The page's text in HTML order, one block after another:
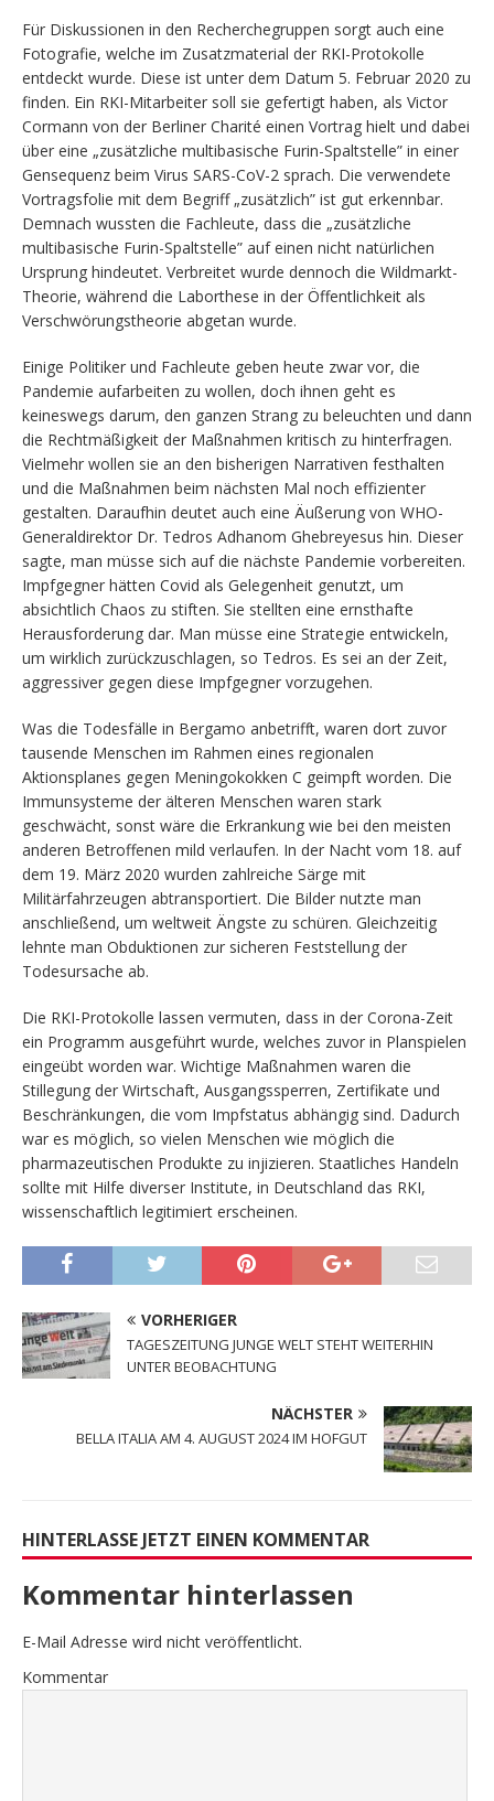
Für Diskussionen in den Recherchegruppen sorgt auch eine
Fotografie, welche im Zusatzmaterial der RKI-Protokolle
entdeckt wurde. Diese ist unter dem Datum 5. Februar 2020 zu
finden. Ein RKI-Mitarbeiter soll sie gefertigt haben, als Victor
Cormann von der Berliner Charité einen Vortrag hielt und dabei
über eine „zusätzliche multibasische Furin-Spaltstelle” in einer
Gensequenz beim Virus SARS-CoV-2 sprach. Die verwendete
Vortragsfolie mit dem Begriff „zusätzlich” ist gut erkennbar.
Demnach wussten die Fachleute, dass die „zusätzliche
multibasische Furin-Spaltstelle” auf einen nicht natürlichen
Ursprung hindeutet. Verbreitet wurde dennoch die Wildmarkt-
Theorie, während die Laborthese in der Öffentlichkeit als
Verschwörungstheorie abgetan wurde.
Einige Politiker und Fachleute geben heute zwar vor, die
Pandemie aufarbeiten zu wollen, doch ihnen geht es
keineswegs darum, den ganzen Strang zu beleuchten und dann
die Rechtmäßigkeit der Maßnahmen kritisch zu hinterfragen.
Vielmehr wollen sie an den bisherigen Narrativen festhalten
und die Maßnahmen beim nächsten Mal noch effizienter
gestalten. Daraufhin deutet auch eine Äußerung von WHO-
Generaldirektor Dr. Tedros Adhanom Ghebreyesus hin. Dieser
sagte, man müsse sich auf die nächste Pandemie vorbereiten.
Impfgegner hätten Covid als Gelegenheit genutzt, um
absichtlich Chaos zu stiften. Sie stellten eine ernsthafte
Herausforderung dar. Man müsse eine Strategie entwickeln,
um wirklich zurückzuschlagen, so Tedros. Es sei an der Zeit,
aggressiver gegen diese Impfgegner vorzugehen.
Was die Todesfälle in Bergamo anbetrifft, waren dort zuvor
tausende Menschen im Rahmen eines regionalen
Aktionsplanes gegen Meningokokken C geimpft worden. Die
Immunsysteme der älteren Menschen waren stark
geschwächt, sonst wäre die Erkrankung wie bei den meisten
anderen Betroffenen mild verlaufen. In der Nacht vom 18. auf
dem 19. März 2020 wurden zahlreiche Särge mit
Militärfahrzeugen abtransportiert. Die Bilder nutzte man
anschließend, um weltweit Ängste zu schüren. Gleichzeitig
lehnte man Obduktionen zur sicheren Feststellung der
Todesursache ab.
Die RKI-Protokolle lassen vermuten, dass in der Corona-Zeit
ein Programm ausgeführt wurde, welches zuvor in Planspielen
eingeübt worden war. Wichtige Maßnahmen waren die
Stillegung der Wirtschaft, Ausgangssperren, Zertifikate und
Beschränkungen, die vom Impfstatus abhängig sind. Dadurch
war es möglich, so vielen Menschen wie möglich die
pharmazeutischen Produkte zu injizieren. Staatliches Handeln
sollte mit Hilfe diverser Institute, in Deutschland das RKI,
wissenschaftlich legitimiert erscheinen.
VORHERIGER
TAGESZEITUNG JUNGE WELT STEHT WEITERHIN
UNTER BEOBACHTUNG
NÄCHSTER
BELLA ITALIA AM 4. AUGUST 2024 IM HOFGUT
HINTERLASSE JETZT EINEN KOMMENTAR
Kommentar hinterlassen
E-Mail Adresse wird nicht veröffentlicht.
Kommentar